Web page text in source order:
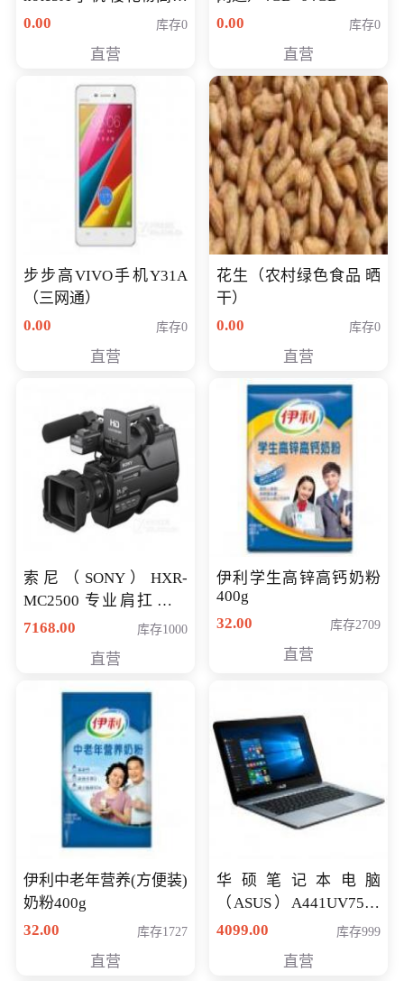
版 全网通(3G+32G)
0.00 库存0
直营
0.00
库存0
直营
步步高VIVO手机Y31A
（三网通）
0.00
库存0
直营
花生（农村绿色食品 晒
干）
0.00
库存0
直营
索尼（SONY）HXR-
MC2500 专业肩扛式存
储卡全高清摄录一体机
清入门级摄像机
7168.00 库存1000
直营
伊利学生高锌高钙奶粉
400g
32.00
库存2709
直营
伊利中老年营养(方便装)
奶粉400g
32.00
库存1727
直营
华硕笔记本电脑
（ASUS）A441UV7500
顽石（7代i7-7500U 4G
4099.00 库存999
直营